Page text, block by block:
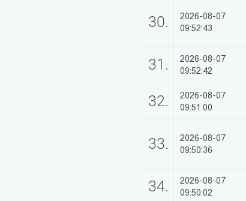
30.
2026-08-07
09:52:43
31.
2026-08-07
09:52:42
32.
2026-08-07
09:51:00
33.
2026-08-07
09:50:36
34.
2026-08-07
09:50:02